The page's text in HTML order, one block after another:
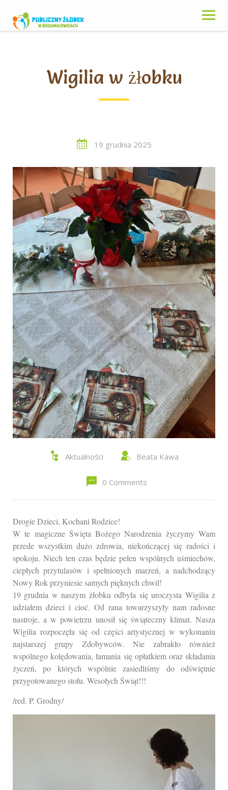
content
Wigilia w żłobku
19 grudnia 2025
Aktualności Beata Kawa
0 Comments
Drogie Dzieci, Kochani Rodzice!
W te magiczne Święta Bożego Narodzenia życzymy Wam
przede wszystkim dużo zdrowia, niekończącej się radości i
spokoju. Niech ten czas będzie pełen wspólnych uśmiechów,
ciepłych przytulasów i spełnionych marzeń, a nadchodzący
Nowy Rok przyniesie samych pięknych chwil!
19 grudnia w naszym żłobku odbyła się uroczysta Wigilia z
udziałem dzieci i cioć. Od rana towarzyszyły nam radosne
nastroje, a w powietrzu unosił się świąteczny klimat. Nasza
Wigilia rozpoczęła się od części artystycznej w wykonaniu
najstarszej grupy Zdobywców. Nie zabrakło również
wspólnego kolędowania, łamania się opłatkiem oraz składania
życzeń, po których wspólnie zasiedliśmy do odświętnie
przygotowanego stołu. Wesołych Świąt!!!
/red. P. Grodny/